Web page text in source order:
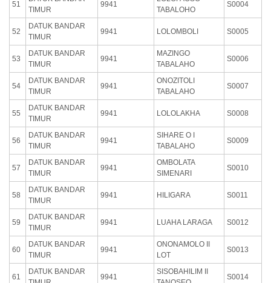
51
TIMUR
9941
TABALOHO
S0004
52
DATUK BANDAR
TIMUR
9941 LOLOMBOLI S0005
53
DATUK BANDAR
TIMUR
9941
MAZINGO
TABALAHO
S0006
54
DATUK BANDAR
TIMUR
9941
ONOZITOLI
TABALAHO
S0007
55
DATUK BANDAR
TIMUR
9941 LOLOLAKHA S0008
56
DATUK BANDAR
TIMUR
9941
SIHARE O I
TABALAHO
S0009
57
DATUK BANDAR
TIMUR
9941
OMBOLATA
SIMENARI
S0010
58
DATUK BANDAR
TIMUR
9941 HILIGARA S0011
59
DATUK BANDAR
TIMUR
9941 LUAHA LARAGA S0012
60
DATUK BANDAR
TIMUR
9941
ONONAMOLO II
LOT
S0013
61
DATUK BANDAR
9941
SISOBAHILIM II
S0014